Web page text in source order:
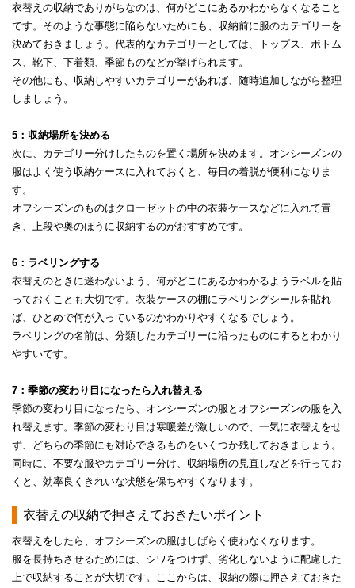
衣替えの収納でありがちなのは、何がどこにあるかわからなくなること
です。そのような事態に陥らないためにも、収納前に服のカテゴリーを
決めておきましょう。代表的なカテゴリーとしては、トップス、ボトム
ス、靴下、下着類、季節ものなどが挙げられます。
その他にも、収納しやすいカテゴリーがあれば、随時追加しながら整理
しましょう。
5：収納場所を決める
次に、カテゴリー分けしたものを置く場所を決めます。オンシーズンの
服はよく使う収納ケースに入れておくと、毎日の着脱が便利になりま
す。
オフシーズンのものはクローゼットの中の衣装ケースなどに入れて置
き、上段や奥のほうに収納するのがおすすめです。
6：ラベリングする
衣替えのときに迷わないよう、何がどこにあるかわかるようラベルを貼
っておくことも大切です。衣装ケースの棚にラベリングシールを貼れ
ば、ひとめで何が入っているのかわかりやすくなるでしょう。
ラベリングの名前は、分類したカテゴリーに沿ったものにするとわかり
やすいです。
7：季節の変わり目になったら入れ替える
季節の変わり目になったら、オンシーズンの服とオフシーズンの服を入
れ替えます。季節の変わり目は寒暖差が激しいので、一気に衣替えをせ
ず、どちらの季節にも対応できるものをいくつか残しておきましょう。
同時に、不要な服やカテゴリー分け、収納場所の見直しなどを行ってお
くと、効率良くきれいな状態を保ちやすくなります。
衣替えの収納で押さえておきたいポイント
衣替えをしたら、オフシーズンの服はしばらく使わなくなります。
服を長持ちさせるためには、シワをつけず、劣化しないように配慮した
上で収納することが大切です。ここからは、収納の際に押さえておきた